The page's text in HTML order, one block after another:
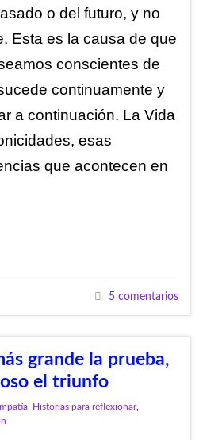
o del futuro, y no
Esta es la causa de que
conscientes de
continuamente y
a continuación. La Vida
esas
que acontecen en
5 comentarios
grande la prueba,
el triunfo
Historias para reflexionar,